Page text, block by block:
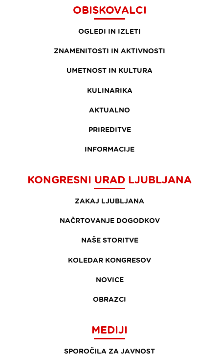
OBISKOVALCI
OGLEDI IN IZLETI
ZNAMENITOSTI IN AKTIVNOSTI
UMETNOST IN KULTURA
KULINARIKA
AKTUALNO
PRIREDITVE
INFORMACIJE
KONGRESNI URAD LJUBLJANA
ZAKAJ LJUBLJANA
NAČRTOVANJE DOGODKOV
NAŠE STORITVE
KOLEDAR KONGRESOV
NOVICE
OBRAZCI
MEDIJI
SPOROČILA ZA JAVNOST